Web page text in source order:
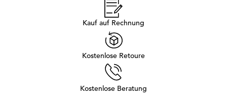
Kauf auf Rechnung
Kostenlose Retoure
Kostenlose Beratung